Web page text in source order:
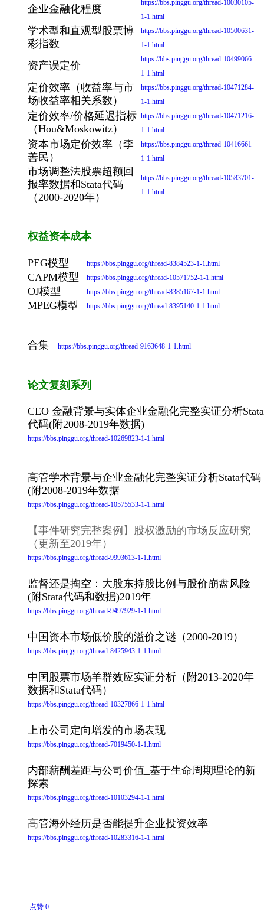
企业金融化程度
https://bbs.pinggu.org/thread-10030105-
1-1.html
学术型和直观型股票博
彩指数
https://bbs.pinggu.org/thread-10500631-
1-1.html
资产误定价
https://bbs.pinggu.org/thread-10499066-
1-1.html
定价效率（收益率与市
场收益率相关系数）
https://bbs.pinggu.org/thread-10471284-
1-1.html
定价效率/价格延迟指标
（Hou&Moskowitz）
https://bbs.pinggu.org/thread-10471216-
1-1.html
资本市场定价效率（李
善民）
https://bbs.pinggu.org/thread-10416661-
1-1.html
市场调整法股票超额回
报率数据和Stata代码
（2000-2020年）
https://bbs.pinggu.org/thread-10583701-
1-1.html
权益资本成本
PEG模型 https://bbs.pinggu.org/thread-8384523-1-1.html
CAPM模型 https://bbs.pinggu.org/thread-10571752-1-1.html
OJ模型 https://bbs.pinggu.org/thread-8385167-1-1.html
MPEG模型 https://bbs.pinggu.org/thread-8395140-1-1.html
合集 https://bbs.pinggu.org/thread-9163648-1-1.html
论文复刻系列
CEO 金融背景与实体企业金融化完整实证分析Stata
代码(附2008-2019年数据)
https://bbs.pinggu.org/thread-10269823-1-1.html
高管学术背景与企业金融化完整实证分析Stata代码
(附2008-2019年数据
https://bbs.pinggu.org/thread-10575533-1-1.html
【事件研究完整案例】股权激励的市场反应研究
（更新至2019年）
https://bbs.pinggu.org/thread-9993613-1-1.html
监督还是掏空：大股东持股比例与股价崩盘风险
(附Stata代码和数据)2019年
https://bbs.pinggu.org/thread-9497929-1-1.html
中国资本市场低价股的溢价之谜（2000-2019）
https://bbs.pinggu.org/thread-8425943-1-1.html
中国股票市场羊群效应实证分析（附2013-2020年
数据和Stata代码）
https://bbs.pinggu.org/thread-10327866-1-1.html
上市公司定向增发的市场表现
https://bbs.pinggu.org/thread-7019450-1-1.html
内部薪酬差距与公司价值_基于生命周期理论的新
探索
https://bbs.pinggu.org/thread-10103294-1-1.html
高管海外经历是否能提升企业投资效率
https://bbs.pinggu.org/thread-10283316-1-1.html
点赞 0